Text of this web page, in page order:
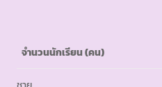
จำนวนนักเรียน (คน)